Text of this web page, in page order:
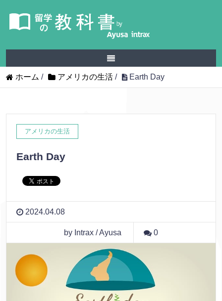
ホーム / アメリカの生活 / Earth Day
アメリカの生活
Earth Day
2024.04.08
by Intrax / Ayusa 0